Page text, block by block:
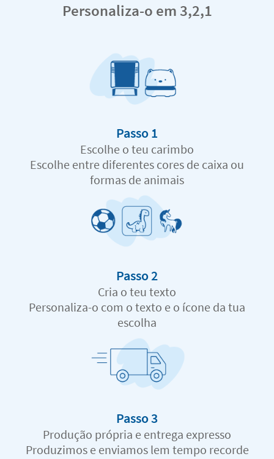
Personaliza-o em 3,2,1
Passo 1
Escolhe o teu carimbo
Escolhe entre diferentes cores de caixa ou
formas de animais
Passo 2
Cria o teu texto
Personaliza-o com o texto e o ícone da tua
escolha
Passo 3
Produção própria e entrega expresso
Produzimos e enviamos lem tempo recorde